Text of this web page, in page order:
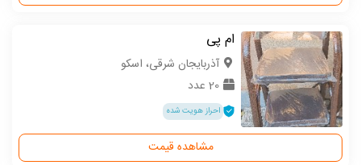
ام پی
آذربایجان شرقی، اسکو
20 عدد
احراز هویت شده
مشاهده قیمت